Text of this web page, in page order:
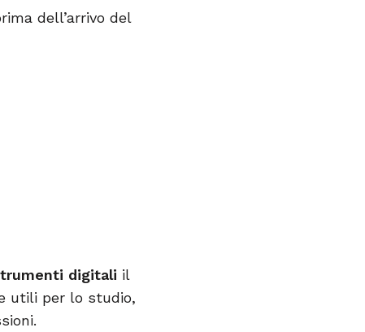
dell’arrivo del
digitali il
utili per lo studio,